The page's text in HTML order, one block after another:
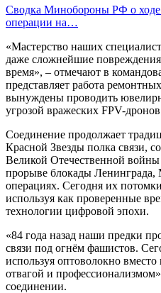
Сводка Минобороны РФ о ходе
операции на…
«Мастерство наших
даже сложнейшие повреждения
время», – отмечают в
представляет работа
вынуждены проводить
угрозой вражеских FPV-
Соединение продолжает
Красной Звезды полка связи,
Великой Отечественной войны
прорыве блокады Ленинграда,
операциях. Сегодня их
используя как проверенные
технологии цифровой эпохи.
«84 года назад наши предки
связи под огнём фашистов.
используя оптоволокно
отвагой и
соединении.